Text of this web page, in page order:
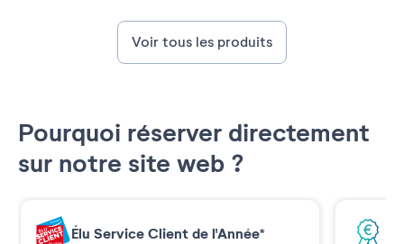
Voir tous les produits
Pourquoi réserver directement
sur notre site web ?
Élu Service Client de l'Année*